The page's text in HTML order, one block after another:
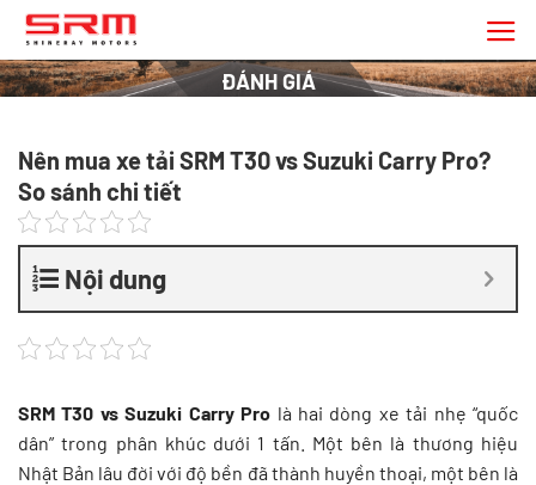
Chuyển
đến
nội
dung
ĐÁNH GIÁ
Nên mua xe tải SRM T30 vs Suzuki Carry Pro?
So sánh chi tiết
Nội dung
SRM T30 vs Suzuki Carry Pro là hai dòng xe tải nhẹ “quốc
dân” trong phân khúc dưới 1 tấn. Một bên là thương hiệu
Nhật Bản lâu đời với độ bền đã thành huyền thoại, một bên là